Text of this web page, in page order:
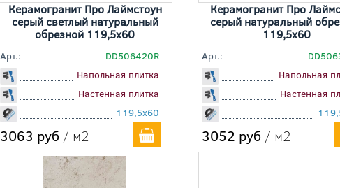
Керамогранит Про Лаймстоун
серый светлый натуральный
обрезной 119,5x60
Арт.:
DD506420R
Напольная плитка
Настенная плитка
119,5x60
3063 руб / м2
Керамогранит Про
серый натуральный
119,5x60
Арт.:
Напольная
Настенная
3052 руб / м2